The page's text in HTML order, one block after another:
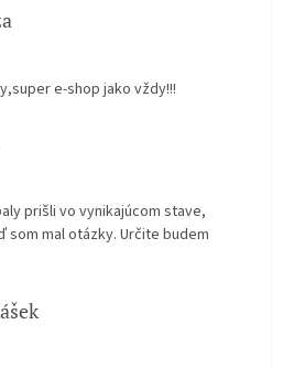
je 5 z 5 hvězdiček.
e-shop jako vždy!!!
je 5 z 5 hvězdiček.
prišli vo vynikajúcom stave,
som mal otázky. Určite budem
je 5 z 5 hvězdiček.